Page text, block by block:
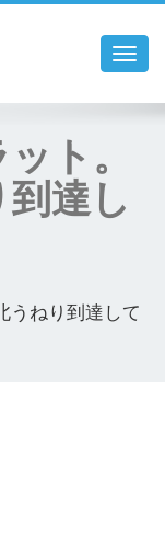
ト。
達し
うねり到達して